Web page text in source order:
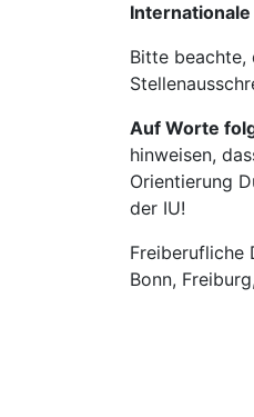
Bitte beachte,
Auf Worte
hinweisen,
Orientierung
der IU!
Freiberufliche
Bonn,